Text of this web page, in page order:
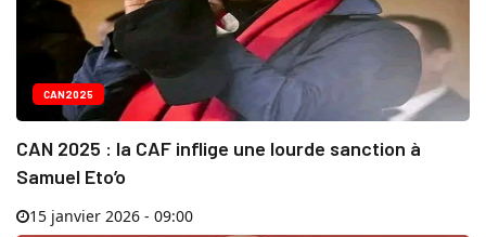
CAN2025
CAN 2025 : la CAF inflige une lourde sanction à
Samuel Eto’o
15 janvier 2026 - 09:00